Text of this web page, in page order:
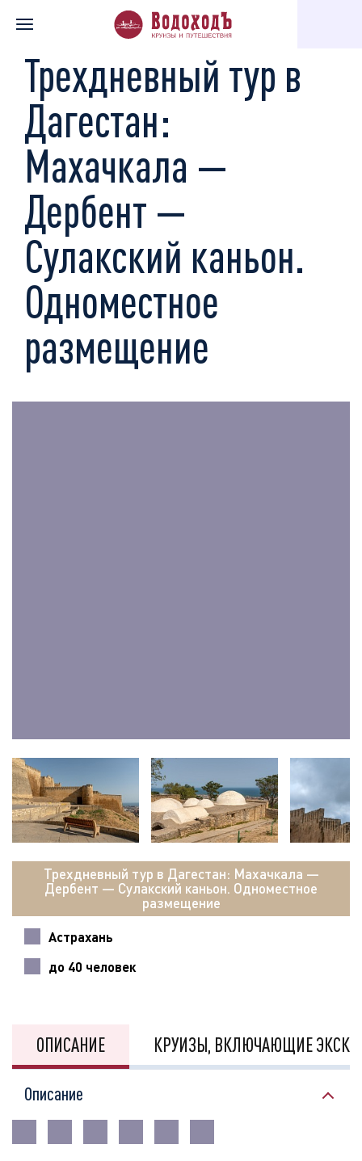
Главная Каталог экскурсий Заповедники, красота природы
Трехдневный тур в
Дагестан:
Махачкала —
Дербент —
Сулакский каньон.
Одноместное
размещение
Трехдневный тур в Дагестан: Махачкала —
Дербент — Сулакский каньон. Одноместное
размещение
Астрахань
до 40 человек
ОПИСАНИЕ КРУИЗЫ, ВКЛЮЧАЮЩИЕ
Описание